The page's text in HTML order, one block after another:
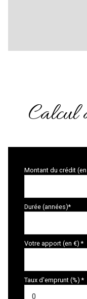
Calcul
Montant du crédit
Durée (années)*
Votre apport (en €) *
Taux d'emprunt (%) *